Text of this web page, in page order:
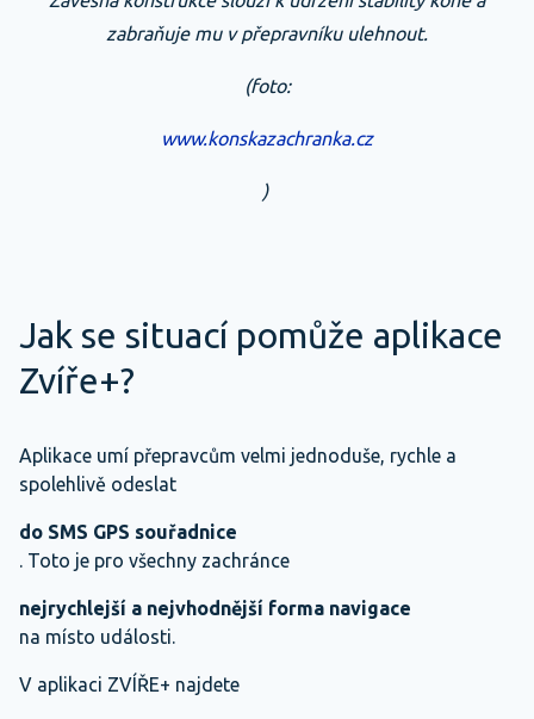
zabraňuje mu v přepravníku ulehnout.
(foto:
www.konskazachranka.cz
)
Jak se situací pomůže aplikace
Zvíře+?
Aplikace umí přepravcům velmi jednoduše, rychle a
spolehlivě odeslat
do SMS GPS souřadnice
. Toto je pro všechny zachránce
nejrychlejší a nejvhodnější forma navigace
na místo události.
V aplikaci ZVÍŘE+ najdete